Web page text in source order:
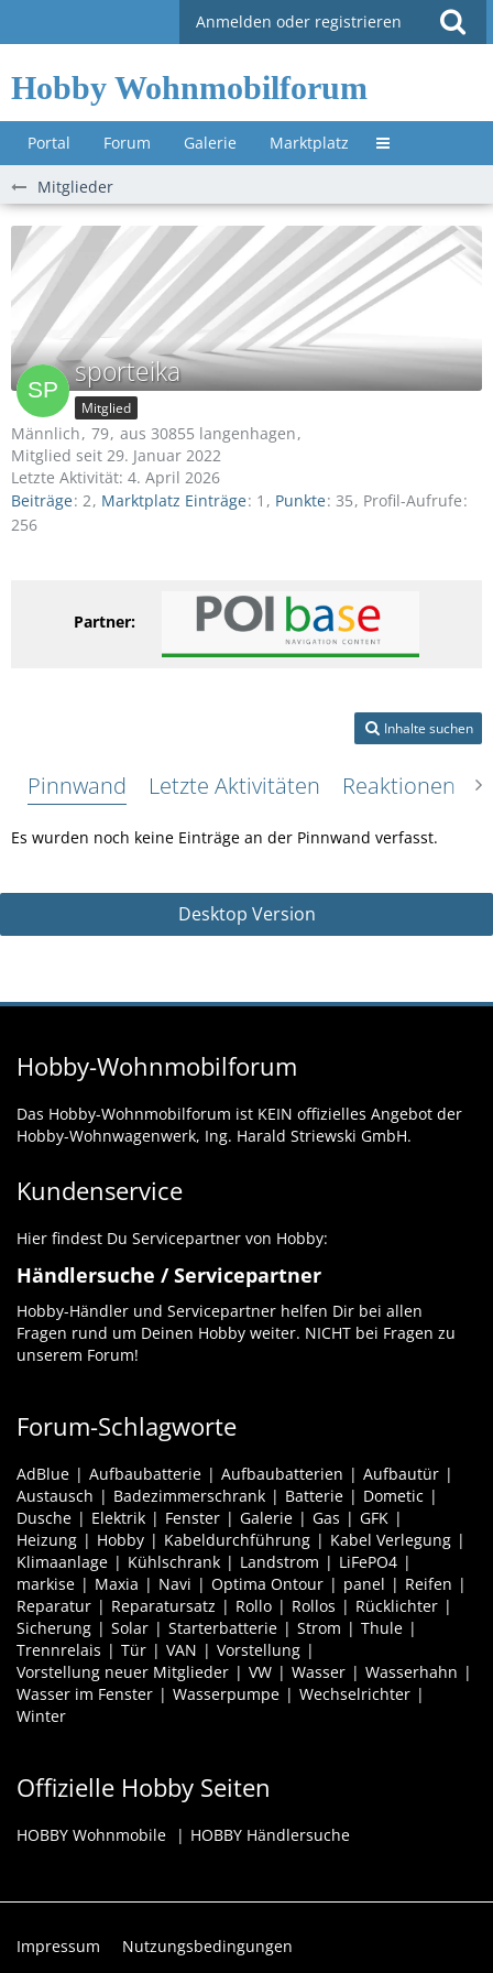
Anmelden oder registrieren
Hobby Wohnmobilforum
Portal Forum Galerie Marktplatz Untermenü »
Mitglieder
sporteika
Mitglied
Männlich 79 aus 30855 langenhagen
Mitglied seit 29. Januar 2022
Letzte Aktivität: 4. April 2026
Beiträge 2 Marktplatz Einträge 1 Punkte 35 Profil-Aufrufe
256
Partner:
Inhalte suchen
Pinnwand Letzte Aktivitäten Reaktionen
Es wurden noch keine Einträge an der Pinnwand verfasst.
Desktop Version
Hobby-Wohnmobilforum
Das Hobby-Wohnmobilforum ist KEIN offizielles Angebot der
Hobby-Wohnwagenwerk, Ing. Harald Striewski GmbH.
Kundenservice
Hier findest Du Servicepartner von Hobby:
Händlersuche / Servicepartner
Hobby-Händler und Servicepartner helfen Dir bei allen
Fragen rund um Deinen Hobby weiter. NICHT bei Fragen zu
unserem Forum!
Forum-Schlagworte
AdBlue Aufbaubatterie Aufbaubatterien
Aufbautür
Austausch
Badezimmerschrank Batterie
Dometic
Dusche
Elektrik Fenster Galerie Gas
GFK
Heizung
Hobby Kabeldurchführung
Kabel Verlegung
Klimaanlage
Kühlschrank Landstrom
LiFePO4
markise
Maxia Navi Optima Ontour panel
Reifen
Reparatur
Reparatursatz Rollo Rollos
Rücklichter
Sicherung
Solar Starterbatterie Strom
Thule
Trennrelais
Tür VAN
Vorstellung
Vorstellung neuer Mitglieder
VW Wasser
Wasserhahn
Wasser im Fenster
Wasserpumpe
Wechselrichter
Winter
Offizielle Hobby Seiten
HOBBY Wohnmobile HOBBY Händlersuche
Impressum Nutzungsbedingungen